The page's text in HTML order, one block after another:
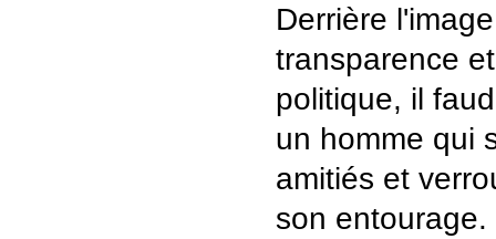
Derrière
transparence
politique, il
un homme qui
amitiés et
son